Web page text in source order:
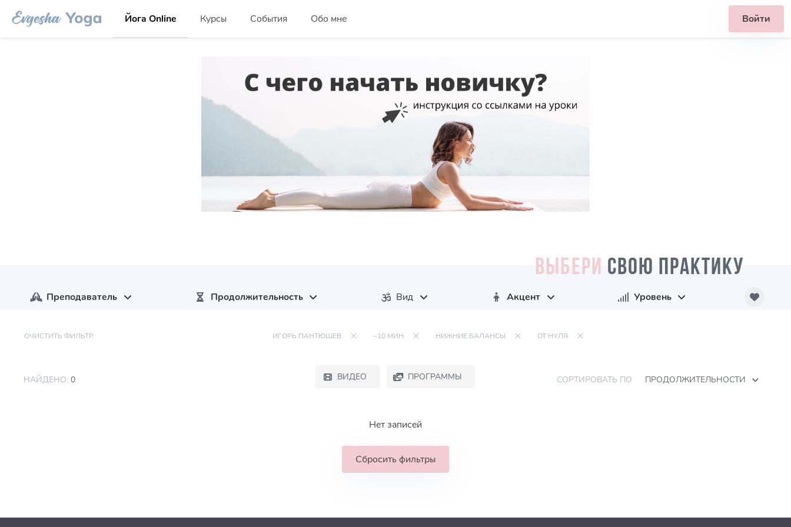
Йога Online Курсы События Обо мне Войти
ВЫБЕРИ СВОЮ ПРАКТИКУ
Преподаватель Продолжительность Вид Акцент Уровень
ОЧИСТИТЬ ФИЛЬТР ИГОРЬ ПАНТЮШЕВ ~10 МИН НИЖНИЕ БАЛАНСЫ ОТ НУЛЯ
НАЙДЕНО: 0 ВИДЕО ПРОГРАММЫ СОРТИРОВАТЬ ПО ПРОДОЛЖИТЕЛЬНОСТИ
Нет записей
Сбросить фильтры